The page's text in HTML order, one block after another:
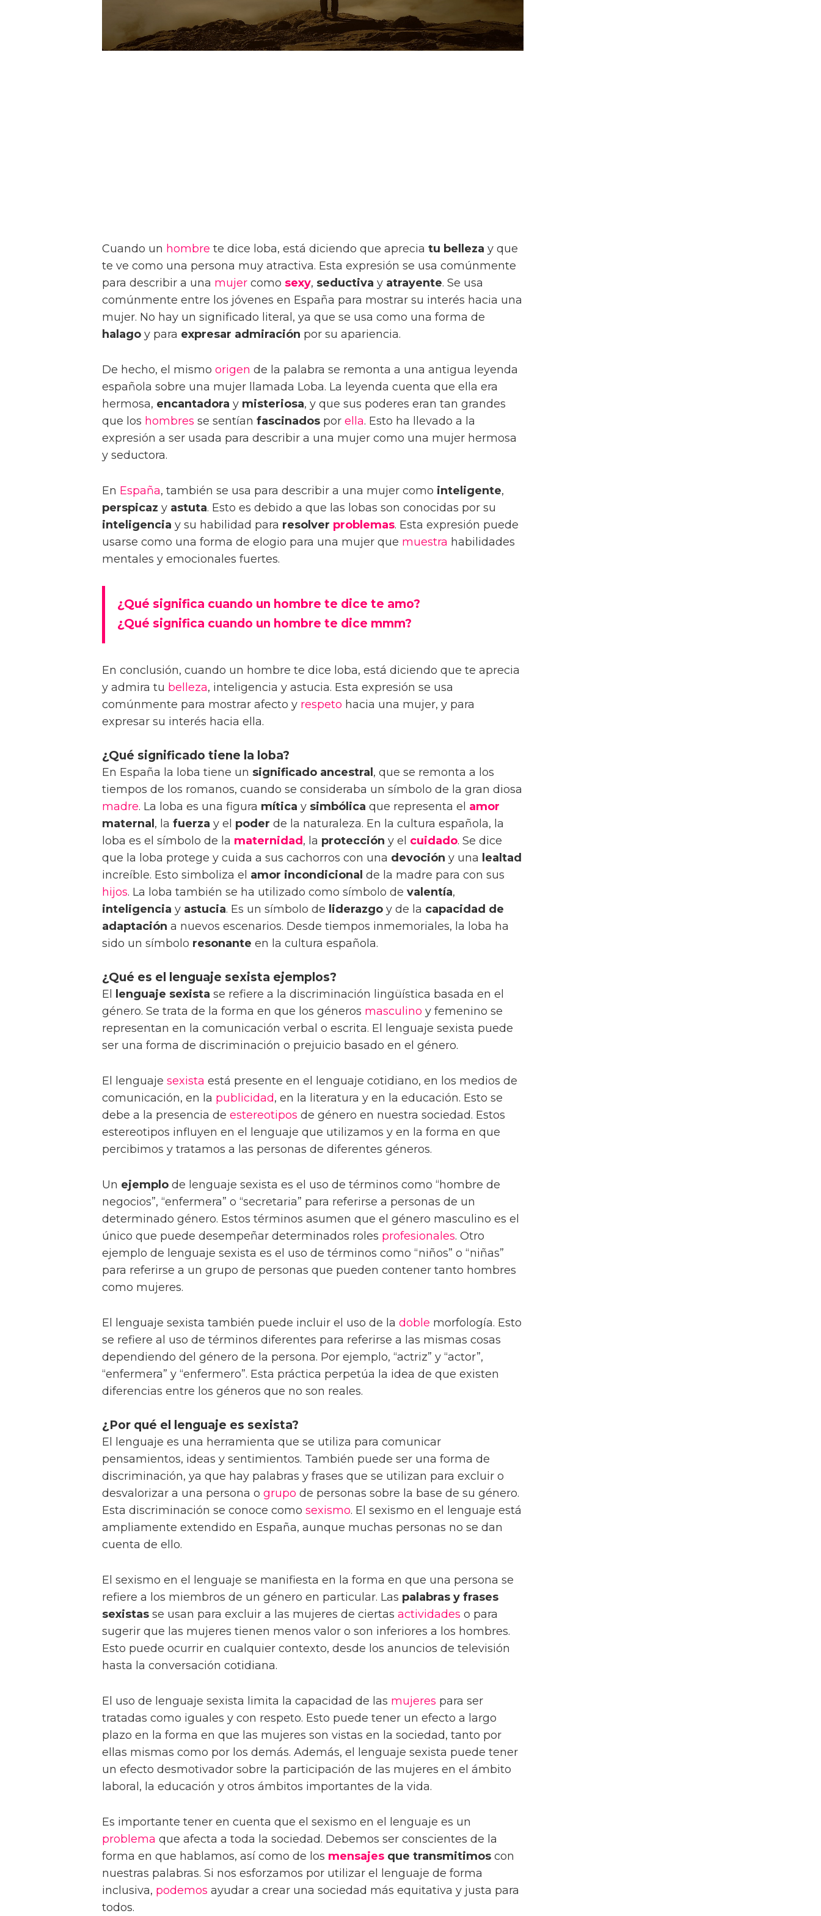
Cuando un hombre te dice loba, está diciendo que aprecia tu belleza y que
te ve como una persona muy atractiva. Esta expresión se usa comúnmente
para describir a una mujer como sexy, seductiva y atrayente. Se usa
comúnmente entre los jóvenes en España para mostrar su interés hacia una
mujer. No hay un significado literal, ya que se usa como una forma de
halago y para expresar admiración por su apariencia.
De hecho, el mismo origen de la palabra se remonta a una antigua leyenda
española sobre una mujer llamada Loba. La leyenda cuenta que ella era
hermosa, encantadora y misteriosa, y que sus poderes eran tan grandes
que los hombres se sentían fascinados por ella. Esto ha llevado a la
expresión a ser usada para describir a una mujer como una mujer hermosa
y seductora.
En España, también se usa para describir a una mujer como inteligente,
perspicaz y astuta. Esto es debido a que las lobas son conocidas por su
inteligencia y su habilidad para resolver problemas. Esta expresión puede
usarse como una forma de elogio para una mujer que muestra habilidades
mentales y emocionales fuertes.
¿Qué significa cuando un hombre te dice te amo?
¿Qué significa cuando un hombre te dice mmm?
En conclusión, cuando un hombre te dice loba, está diciendo que te aprecia
y admira tu belleza, inteligencia y astucia. Esta expresión se usa
comúnmente para mostrar afecto y respeto hacia una mujer, y para
expresar su interés hacia ella.
¿Qué significado tiene la loba?
En España la loba tiene un significado ancestral , que se remonta a los
tiempos de los romanos, cuando se consideraba un símbolo de la gran diosa
madre. La loba es una figura mítica y simbólica que representa el amor
maternal , la fuerza y el poder de la naturaleza. En la cultura española, la
loba es el símbolo de la maternidad , la protección y el cuidado. Se dice
que la loba protege y cuida a sus cachorros con una devoción y una lealtad
increíble. Esto simboliza el amor incondicional de la madre para con sus
hijos. La loba también se ha utilizado como símbolo de valentía,
inteligencia y astucia. Es un símbolo de liderazgo y de la capacidad de
adaptación a nuevos escenarios. Desde tiempos inmemoriales, la loba ha
sido un símbolo resonante en la cultura española.
¿Qué es el lenguaje sexista ejemplos?
El lenguaje sexista se refiere a la discriminación lingüística basada en el
género. Se trata de la forma en que los géneros masculino y femenino se
representan en la comunicación verbal o escrita. El lenguaje sexista puede
ser una forma de discriminación o prejuicio basado en el género.
El lenguaje sexista está presente en el lenguaje cotidiano, en los medios de
comunicación, en la publicidad, en la literatura y en la educación. Esto se
debe a la presencia de estereotipos de género en nuestra sociedad. Estos
estereotipos influyen en el lenguaje que utilizamos y en la forma en que
percibimos y tratamos a las personas de diferentes géneros.
Un ejemplo de lenguaje sexista es el uso de términos como “hombre de
negocios”, “enfermera” o “secretaria” para referirse a personas de un
determinado género. Estos términos asumen que el género masculino es el
único que puede desempeñar determinados roles profesionales. Otro
ejemplo de lenguaje sexista es el uso de términos como “niños” o “niñas”
para referirse a un grupo de personas que pueden contener tanto hombres
como mujeres.
El lenguaje sexista también puede incluir el uso de la doble morfología. Esto
se refiere al uso de términos diferentes para referirse a las mismas cosas
dependiendo del género de la persona. Por ejemplo, “actriz” y “actor”,
“enfermera” y “enfermero”. Esta práctica perpetúa la idea de que existen
diferencias entre los géneros que no son reales.
¿Por qué el lenguaje es sexista?
El lenguaje es una herramienta que se utiliza para comunicar
pensamientos, ideas y sentimientos. También puede ser una forma de
discriminación, ya que hay palabras y frases que se utilizan para excluir o
desvalorizar a una persona o grupo de personas sobre la base de su género.
Esta discriminación se conoce como sexismo. El sexismo en el lenguaje está
ampliamente extendido en España, aunque muchas personas no se dan
cuenta de ello.
El sexismo en el lenguaje se manifiesta en la forma en que una persona se
refiere a los miembros de un género en particular. Las palabras y frases
sexistas se usan para excluir a las mujeres de ciertas actividades o para
sugerir que las mujeres tienen menos valor o son inferiores a los hombres.
Esto puede ocurrir en cualquier contexto, desde los anuncios de televisión
hasta la conversación cotidiana.
El uso de lenguaje sexista limita la capacidad de las mujeres para ser
tratadas como iguales y con respeto. Esto puede tener un efecto a largo
plazo en la forma en que las mujeres son vistas en la sociedad, tanto por
ellas mismas como por los demás. Además, el lenguaje sexista puede tener
un efecto desmotivador sobre la participación de las mujeres en el ámbito
laboral, la educación y otros ámbitos importantes de la vida.
Es importante tener en cuenta que el sexismo en el lenguaje es un
problema que afecta a toda la sociedad. Debemos ser conscientes de la
forma en que hablamos, así como de los mensajes que transmitimos con
nuestras palabras. Si nos esforzamos por utilizar el lenguaje de forma
inclusiva, podemos ayudar a crear una sociedad más equitativa y justa para
todos.